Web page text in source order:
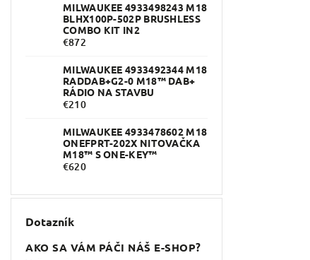
MILWAUKEE 4933498243 M18
BLHX100P-502P BRUSHLESS
COMBO KIT IN2
€872
MILWAUKEE 4933492344 M18
RADDAB+G2-0 M18™ DAB+
RÁDIO NA STAVBU
€210
MILWAUKEE 4933478602 M18
ONEFPRT-202X NITOVAČKA
M18™ S ONE-KEY™
€620
Dotazník
AKO SA VÁM PÁČI NÁŠ E-SHOP?